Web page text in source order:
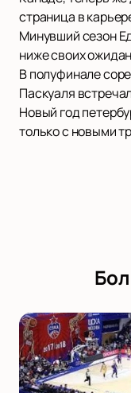
страница в
Минувший сезон
ниже своих
В полуфинале
Паскуаля
Новый год
только с новыми